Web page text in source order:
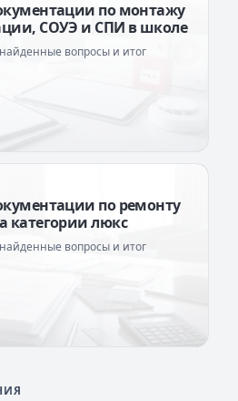
по монтажу
СОУЭ и СПИ в школе
вопросы и итог
по ремонту
категории люкс
вопросы и итог